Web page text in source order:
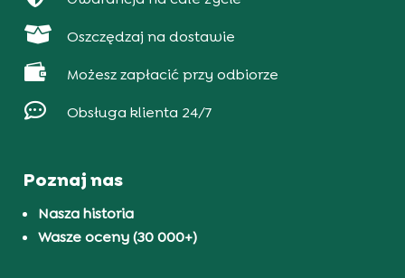
 Oszczędzaj na dostawie
 Możesz zapłacić przy odbiorze
 Obsługa klienta 24/7
Poznaj nas
Nasza historia
Wasze oceny (30 000+)